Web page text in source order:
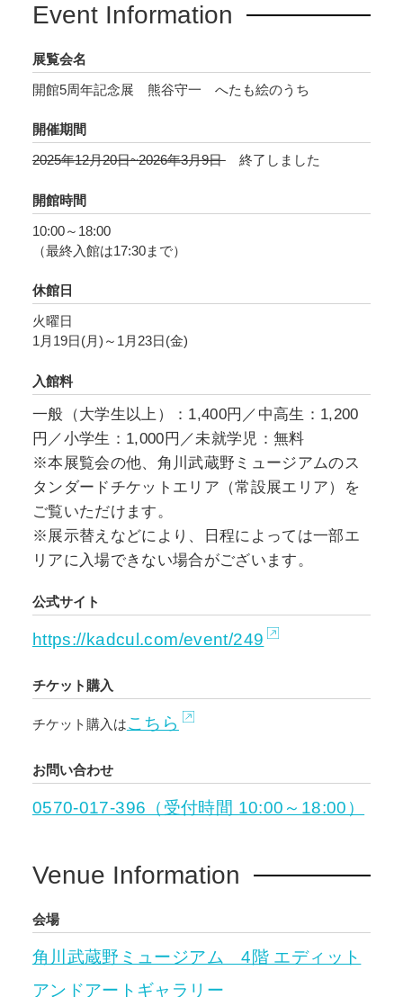
るで守一の生き方そのものを映すかのごとく伸
びやかな筆致は、多くの人を魅了しました。角
義は守一の著書『へたも絵のうち』を読み、名
声に執着しない守一の無欲な制作姿勢に深く共
ました。
本展では、モリカズ様式とそこに至るまでの油
彩画に加え、日本画や、「西行の日」をはじめ
「ほとけさま」「無一物」などの書を紹介しま
す。
Event Information
展覧会名
開館5周年記念展 熊谷守一 へたも絵のうち
開催期間
2025年12月20日~2026年3月9日
終了しました
開館時間
10:00～18:00
（最終入館は17:30まで）
休館日
火曜日
1月19日(月)～1月23日(金)
入館料
一般（大学生以上）：1,400円／中高生：1,200
円／小学生：1,000円／未就学児：無料
※本展覧会の他、角川武蔵野ミュージアムのス
タンダードチケットエリア（常設展エリア）を
ご覧いただけます。
※展示替えなどにより、日程によっては一部エ
リアに入場できない場合がございます。
公式サイト
https://kadcul.com/event/249
チケット購入
チケット購入はこちら
お問い合わせ
0570-017-396（受付時間 10:00～18:00）
Venue Information
会場
角川武蔵野ミュージアム 4階 エディット
アンドアートギャラリー